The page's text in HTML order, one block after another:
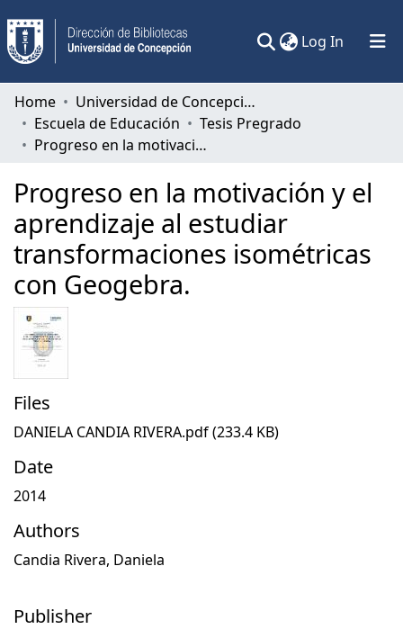
Log In (current)
Communities & Collections
All of DSpace
Home
Universidad de Concepción
Escuela de Educación
Tesis Pregrado
Progreso en la motivación y el aprendizaje al estudiar transformaciones isométricas con Geogebra.
Progreso en la motivación y el
aprendizaje al estudiar
transformaciones isométricas
con Geogebra.
Files
DANIELA CANDIA RIVERA.pdf(233.4 KB)
Date
2014
Authors
Candia Rivera, Daniela
Publisher